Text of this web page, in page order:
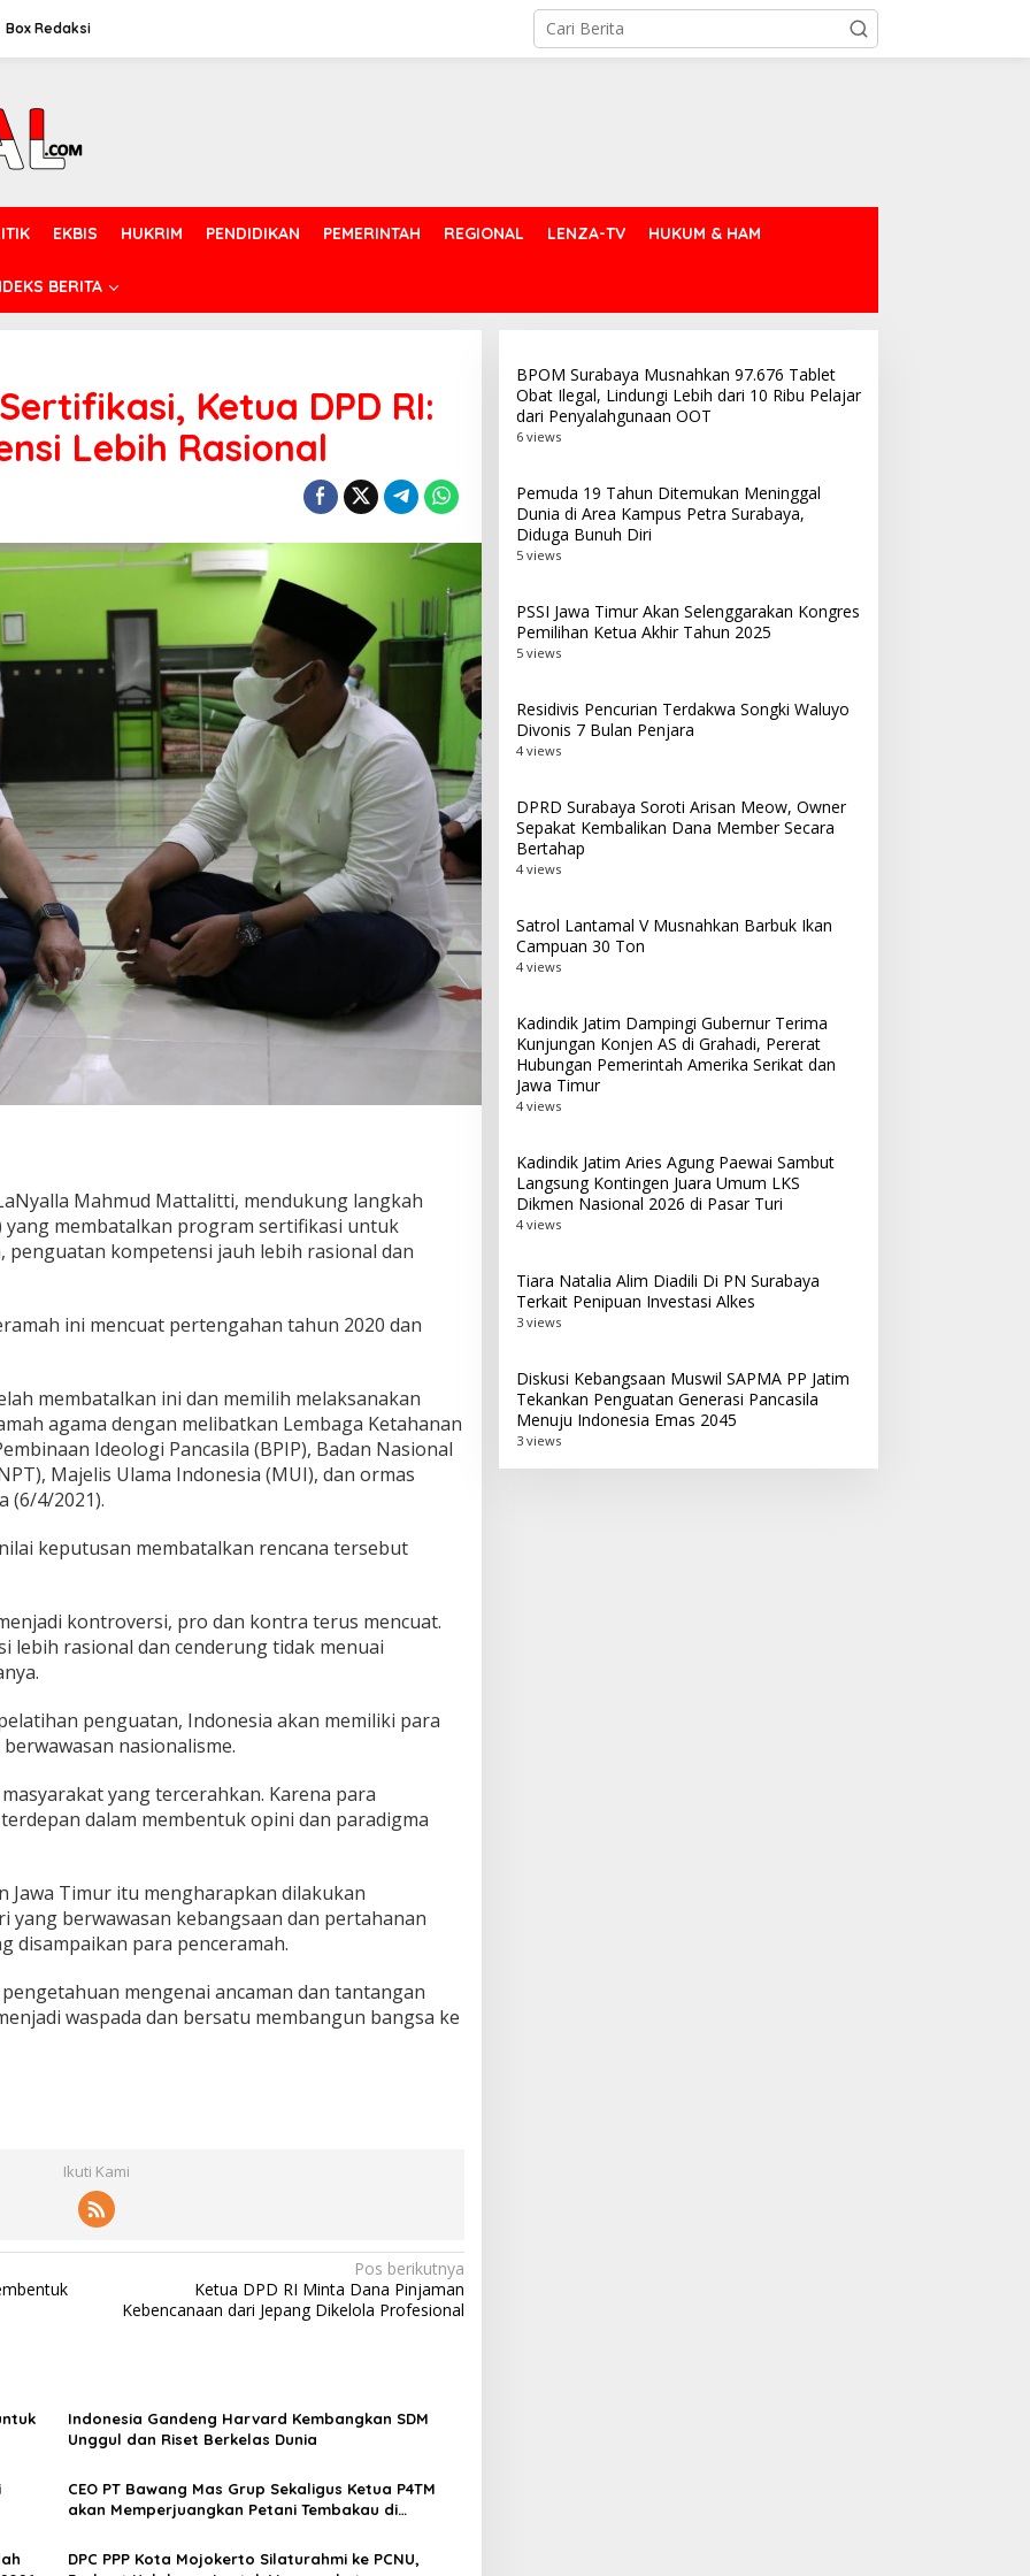
Box Redaksi
EKBIS HUKRIM PENDIDIKAN PEMERINTAH REGIONAL LENZA-TV HUKUM & HAM
BERITA
Ketua DPD RI:
Lebih Rasional
LaNyalla Mahmud Mattalitti, mendukung langkah
yang membatalkan program sertifikasi untuk
penguatan kompetensi jauh lebih rasional dan
ini mencuat pertengahan tahun 2020 dan
membatalkan ini dan memilih melaksanakan
agama dengan melibatkan Lembaga Ketahanan
Ideologi Pancasila (BPIP), Badan Nasional
Majelis Ulama Indonesia (MUI), dan ormas
(6/4/2021).
keputusan membatalkan rencana tersebut
kontroversi, pro dan kontra terus mencuat.
lebih rasional dan cenderung tidak menuai
penguatan, Indonesia akan memiliki para
nasionalisme.
yang tercerahkan. Karena para
dalam membentuk opini dan paradigma
Jawa Timur itu mengharapkan dilakukan
yang berwawasan kebangsaan dan pertahanan
disampaikan para penceramah.
mengenai ancaman dan tantangan
waspada dan bersatu membangun bangsa ke
Ikuti Kami
Pos berikutnya
Ketua DPD RI Minta Dana Pinjaman
Kebencanaan dari Jepang Dikelola Profesional
Indonesia Gandeng Harvard Kembangkan SDM
Unggul dan Riset Berkelas Dunia
CEO PT Bawang Mas Grup Sekaligus Ketua P4TM
akan Memperjuangkan Petani Tembakau di
DPC PPP Kota Mojokerto Silaturahmi ke PCNU,
BPOM Surabaya Musnahkan 97.676 Tablet
Obat Ilegal, Lindungi Lebih dari 10 Ribu Pelajar
dari Penyalahgunaan OOT
6 views
Pemuda 19 Tahun Ditemukan Meninggal
Dunia di Area Kampus Petra Surabaya,
Diduga Bunuh Diri
5 views
PSSI Jawa Timur Akan Selenggarakan Kongres
Pemilihan Ketua Akhir Tahun 2025
5 views
Residivis Pencurian Terdakwa Songki Waluyo
Divonis 7 Bulan Penjara
4 views
DPRD Surabaya Soroti Arisan Meow, Owner
Sepakat Kembalikan Dana Member Secara
Bertahap
4 views
Satrol Lantamal V Musnahkan Barbuk Ikan
Campuan 30 Ton
4 views
Kadindik Jatim Dampingi Gubernur Terima
Kunjungan Konjen AS di Grahadi, Pererat
Hubungan Pemerintah Amerika Serikat dan
Jawa Timur
4 views
Kadindik Jatim Aries Agung Paewai Sambut
Langsung Kontingen Juara Umum LKS
Dikmen Nasional 2026 di Pasar Turi
4 views
Tiara Natalia Alim Diadili Di PN Surabaya
Terkait Penipuan Investasi Alkes
3 views
Diskusi Kebangsaan Muswil SAPMA PP Jatim
Tekankan Penguatan Generasi Pancasila
Menuju Indonesia Emas 2045
3 views